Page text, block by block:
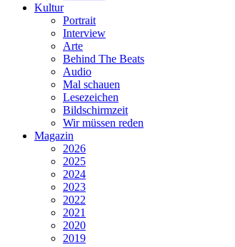
Kultur
Portrait
Interview
Arte
Behind The Beats
Audio
Mal schauen
Lesezeichen
Bildschirmzeit
Wir müssen reden
Magazin
2026
2025
2024
2023
2022
2021
2020
2019